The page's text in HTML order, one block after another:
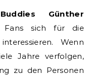
Günther
sich für die
Wenn
Jahre verfolgen,
zu den Personen